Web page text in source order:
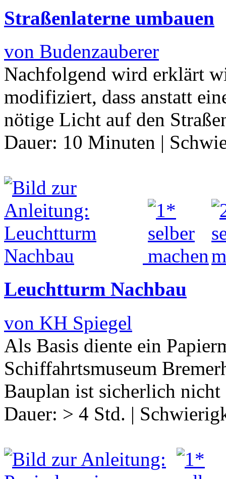
Straßenlaterne umbauen
von Budenzauberer
Nachfolgend wird erklärt
modifiziert, dass anstatt
nötige Licht auf den
Dauer: 10 Minuten |
Leuchtturm Nachbau
von KH Spiegel
Als Basis diente ein
Schiffahrtsmuseum
Bauplan ist sicherlich
Dauer: > 4 Std. |